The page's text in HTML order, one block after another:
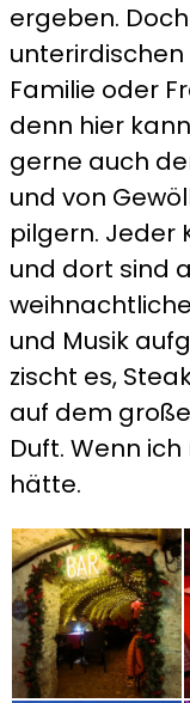
ergeben.
Familie oder
denn hier
gerne auch
und von
pilgern. Jeder
und dort sind
und Musik
zischt es,
auf dem
Duft. Wenn
hätte.